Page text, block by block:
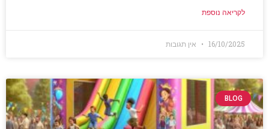
לקריאה נוספת
16/10/2025 אין תגובות
BLOG